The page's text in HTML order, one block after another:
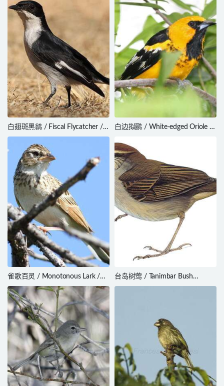
白翅斑黑鹟 / Fiscal Flycatcher /
Melaenornis silens
白边拟鹂 / White-edged Oriole /
雀歌百灵 / Monotonous Lark /
Mirafra passerina
台岛树莺 / Tanimbar Bush
Warbler / Horornis carolinae